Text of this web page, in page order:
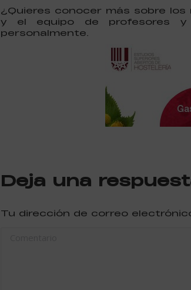
¿Quieres conocer más sobre
y el equipo de profesores y
personalmente.
Deja una
Tu dirección de correo